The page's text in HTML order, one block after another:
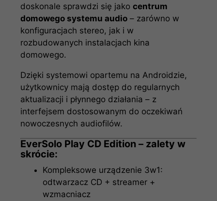
doskonale sprawdzi się jakocentrum
domowego systemu audio – zarówno w
konfiguracjach stereo, jak i w
rozbudowanych instalacjach kina
domowego.
Dzięki systemowi opartemu na Androidzie,
użytkownicy mają dostęp do regularnych
aktualizacji i płynnego działania – z
interfejsem dostosowanym do oczekiwań
nowoczesnych audiofilów.
EverSolo Play CD Edition – zalety w
skrócie:
Kompleksowe urządzenie 3w1:
odtwarzacz CD + streamer +
wzmacniacz